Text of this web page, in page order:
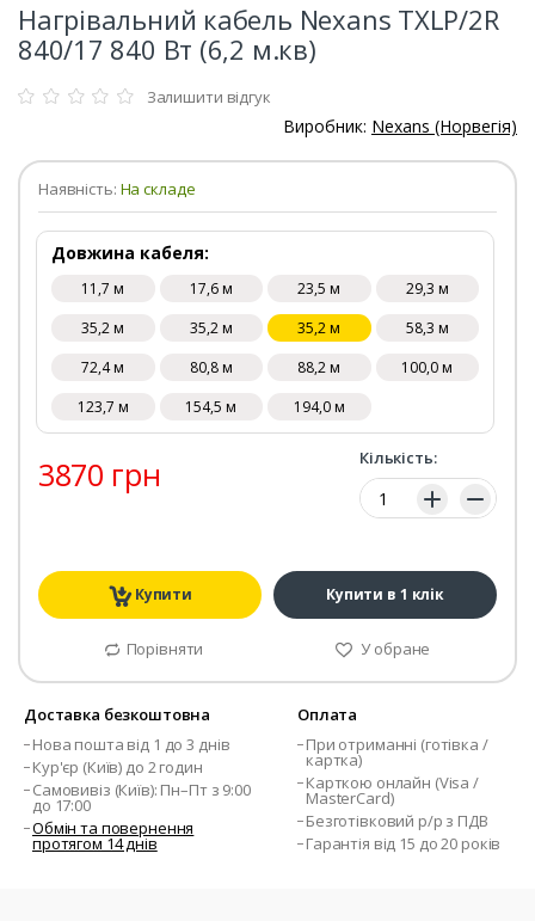
Нагрівальний кабель Nexans TXLP/2R
840/17 840 Вт (6,2 м.кв)
Залишити відгук
Виробник: Nexans (Норвегія)
Наявність: На складе
Довжина кабеля:
11,7 м 17,6 м 23,5 м
29,3 м
35,2 м
35,2 м 35,2 м
58,3 м
72,4 м
80,8 м 88,2 м
100,0 м
123,7 м
154,5 м 194,0 м
3870 грн Кількість:
Кількість:
Купити Купити в 1 клік
Порівняти У обране
Доставка безкоштовна
Нова пошта від 1 до 3 днів
Кур'єр (Київ) до 2 годин
Самовивіз (Київ): Пн–Пт з 9:00
до 17:00
Обмін та повернення
протягом 14 днів
Оплата
При отриманні (готівка /
картка)
Карткою онлайн (Visa /
MasterCard)
Безготівковий р/р з ПДВ
Гарантія від 15 до 20 років